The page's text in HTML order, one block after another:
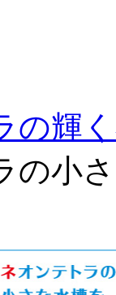
の輝
の小